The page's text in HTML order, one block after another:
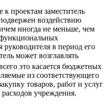
к проектам заместитель
воздействию
иногда не меньше, чем
в период его
может возглавлять
это касается бюджетных
из соответствующего
товаров, работ и услуг
учреждения.